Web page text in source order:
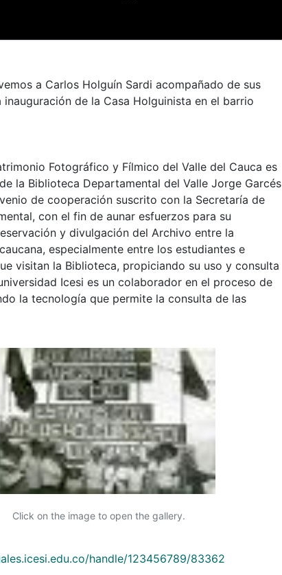
a Carlos Holguín Sardi acompañado de sus
inauguración de la Casa Holguinista en el barrio
Fotográfico y Fílmico del Valle del Cauca es
la Biblioteca Departamental del Valle Jorge Garcés
de cooperación suscrito con la Secretaría de
con el fin de aunar esfuerzos para su
y divulgación del Archivo entre la
especialmente entre los estudiantes e
visitan la Biblioteca, propiciando su uso y consulta
Icesi es un colaborador en el proceso de
la tecnología que permite la consulta de las
Click on the image to open the gallery.
handle/123456789/83362